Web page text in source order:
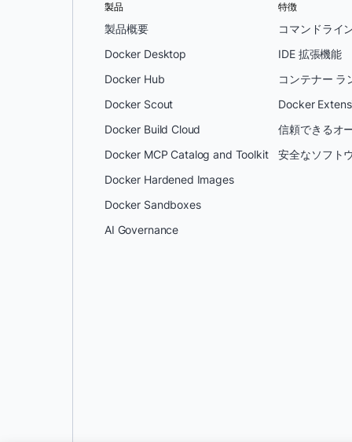
製品
製品概要
Docker Desktop
Docker Hub
Docker Scout
Docker Build Cloud
Docker MCP Catalog and Toolkit
Docker Hardened Images
Docker Sandboxes
AI Governance
特徴
コマンドライ
IDE 拡張機能
コンテナー ラ
Docker
信頼できるオ
安全なソフト